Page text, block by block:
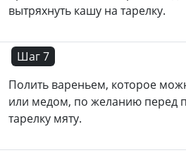
вытряхнуть кашу на тарелку.
Шаг 7
Полить вареньем, которое
или медом, по желанию перед
тарелку мяту.